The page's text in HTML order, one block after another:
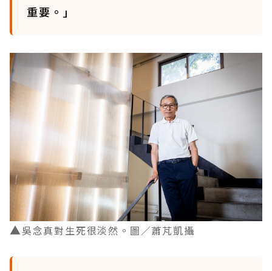
重要。」
▲吳念真對生死很淡然。圖／蕭芃凱攝